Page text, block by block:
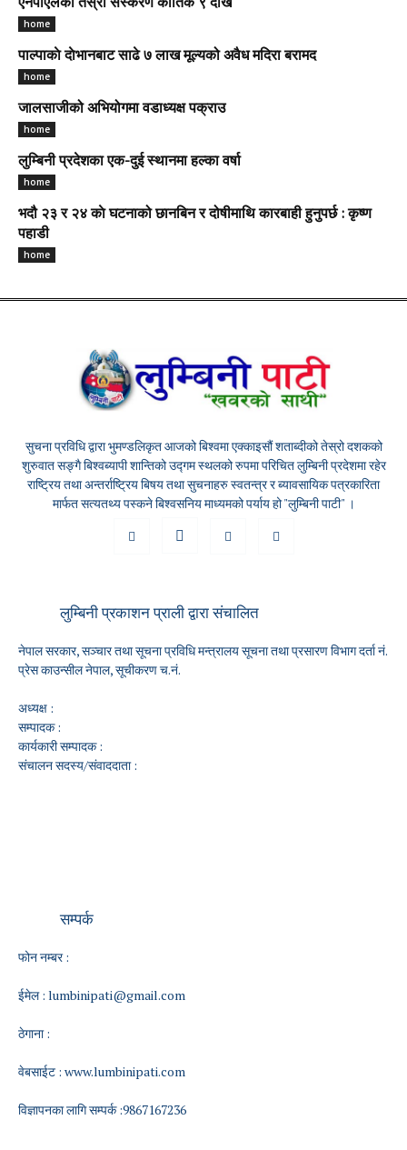
एनपीएलको तेस्रो संस्करण कार्तिक ९ देखि
home
पाल्पाकाे दाेभानबाट साढे ७ लाख मूल्यको अवैध मदिरा बरामद
home
जालसाजीको अभियोगमा वडाध्यक्ष पक्राउ
home
लुम्बिनी प्रदेशका एक-दुई स्थानमा हल्का वर्षा
home
भदौ २३ र २४ काे घटनाको छानबिन र दोषीमाथि कारबाही हुनुपर्छ : कृष्ण
पहाडी
home
सुचना प्रविधि द्वारा भुमण्डलिकृत आजको बिश्वमा एक्काइसौं शताब्दीको तेस्रो दशकको
शुरुवात सङ्गै बिश्वब्यापी शान्तिको उद्गम स्थलको रुपमा परिचित लुम्बिनी प्रदेशमा रहेर
राष्ट्रिय तथा अन्तर्राष्ट्रिय बिषय तथा सुचनाहरु स्वतन्त्र र ब्यावसायिक पत्रकारिता
मार्फत सत्यतथ्य पस्कने बिश्वसनिय माध्यमको पर्याय हो "लुम्बिनी पाटी" ।
लुम्बिनी प्रकाशन प्राली द्वारा संचालित
नेपाल सरकार, सञ्चार तथा सूचना प्रविधि मन्त्रालय सूचना तथा प्रसारण विभाग दर्ता नं.
प्रेस काउन्सील नेपाल, सूचीकरण च.नं.
अध्यक्ष :
सम्पादक :
कार्यकारी सम्पादक :
संचालन सदस्य/संवाददाता :
सम्पर्क
फोन नम्बर :
ईमेल : lumbinipati@gmail.com
ठेगाना :
वेबसाईट : www.lumbinipati.com
विज्ञापनका लागि सम्पर्क :9867167236